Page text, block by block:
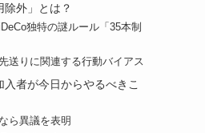
除外」とは？
独特の謎ルール「35本制
送りに関連する行動バイアス
者が今日からやるべきこ
ら異議を表明